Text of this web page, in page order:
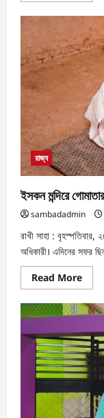
রাজ্য
ইসকন মন্দিরে
sambadadmin
রাখী সাহা : বৃহস্পতিবার,
অধিকারী। এদিনের সফর
Read More